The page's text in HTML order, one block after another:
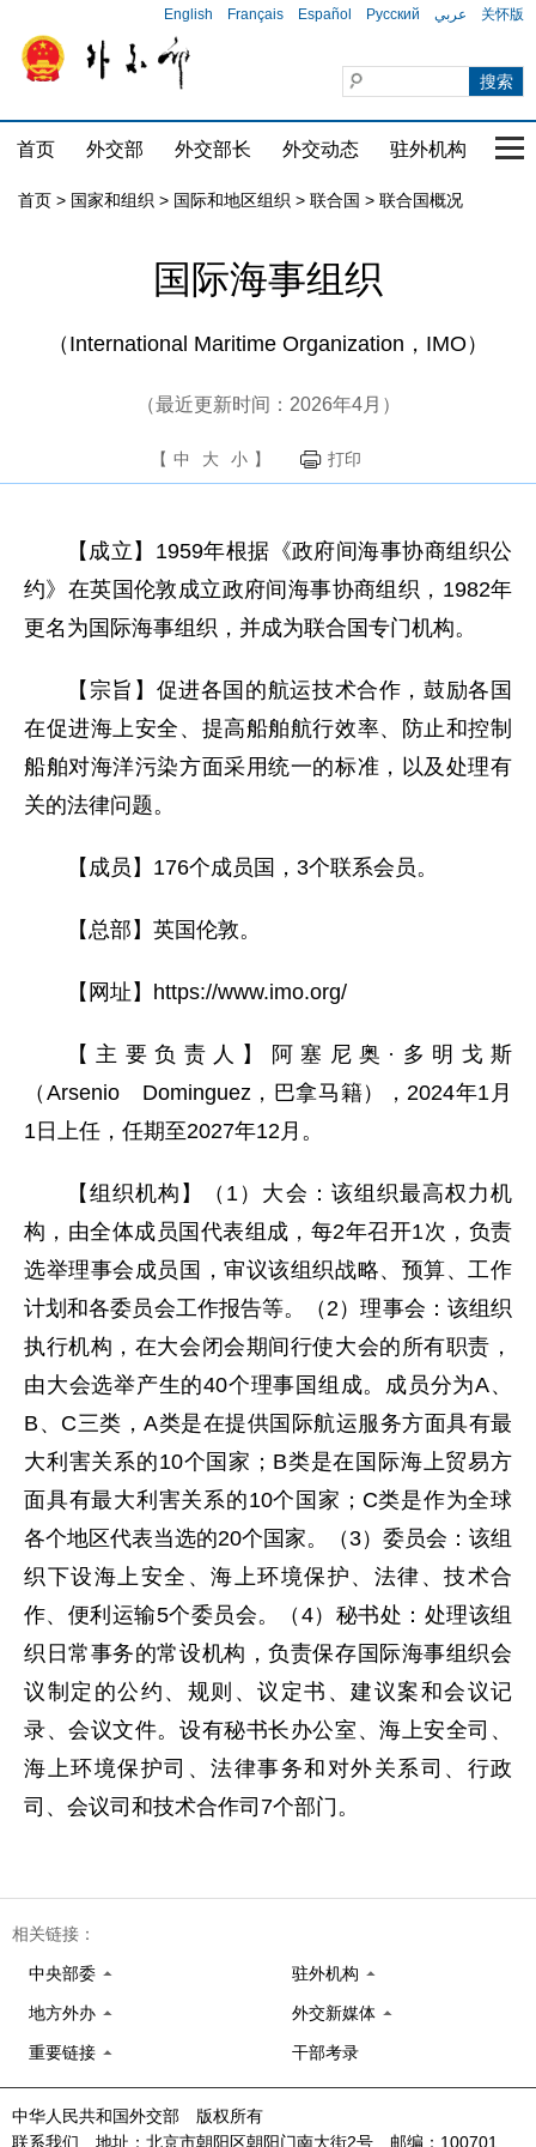
English Français Español Русский عربي 关怀版
首页 外交部 外交部长 外交动态 驻外机构 国
首页 > 国家和组织 > 国际和地区组织 > 联合国 > 联合国概况
国际海事组织
（International Maritime Organization，IMO）
（最近更新时间：2026年4月）
【 中 大 小 】 打印
【成立】1959年根据《政府间海事协商组织公
约》在英国伦敦成立政府间海事协商组织，1982年
更名为国际海事组织，并成为联合国专门机构。
【宗旨】促进各国的航运技术合作，鼓励各国
在促进海上安全、提高船舶航行效率、防止和控制
船舶对海洋污染方面采用统一的标准，以及处理有
关的法律问题。
【成员】176个成员国，3个联系会员。
【总部】英国伦敦。
【网址】https://www.imo.org/
【主要负责人】阿塞尼奥·多明戈斯
（Arsenio Dominguez，巴拿马籍），2024年1月
1日上任，任期至2027年12月。
【组织机构】（1）大会：该组织最高权力机
构，由全体成员国代表组成，每2年召开1次，负责
选举理事会成员国，审议该组织战略、预算、工作
计划和各委员会工作报告等。（2）理事会：该组织
执行机构，在大会闭会期间行使大会的所有职责，
由大会选举产生的40个理事国组成。成员分为A、
B、C三类，A类是在提供国际航运服务方面具有最
大利害关系的10个国家；B类是在国际海上贸易方
面具有最大利害关系的10个国家；C类是作为全球
各个地区代表当选的20个国家。（3）委员会：该组
织下设海上安全、海上环境保护、法律、技术合
作、便利运输5个委员会。（4）秘书处：处理该组
织日常事务的常设机构，负责保存国际海事组织会
议制定的公约、规则、议定书、建议案和会议记
录、会议文件。设有秘书长办公室、海上安全司、
海上环境保护司、法律事务和对外关系司、行政
司、会议司和技术合作司7个部门。
相关链接：
中央部委 驻外机构
地方外办 外交新媒体
重要链接 干部考录
中华人民共和国外交部 版权所有
联系我们 地址：北京市朝阳区朝阳门南大街2号 邮编：100701